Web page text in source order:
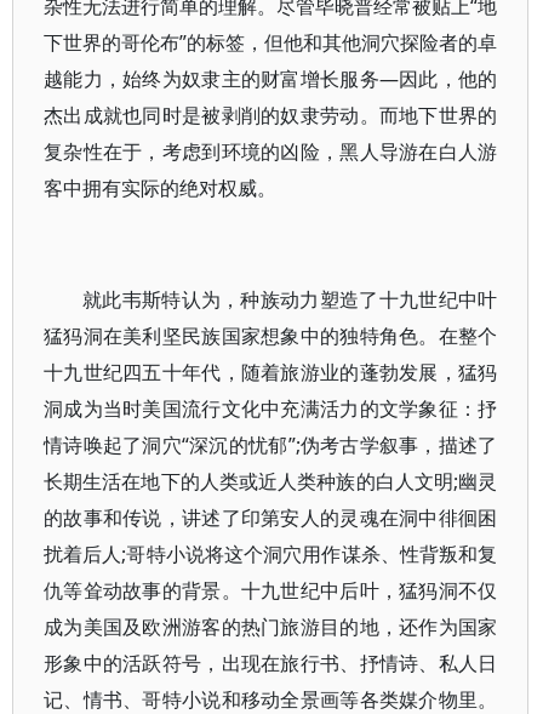
杂性无法进行简单的理解。尽管毕晓普经常被贴上“地
下世界的哥伦布”的标签，但他和其他洞穴探险者的卓
越能力，始终为奴隶主的财富增长服务—因此，他的
杰出成就也同时是被剥削的奴隶劳动。而地下世界的
复杂性在于，考虑到环境的凶险，黑人导游在白人游
客中拥有实际的绝对权威。
就此韦斯特认为，种族动力塑造了十九世纪中叶
猛犸洞在美利坚民族国家想象中的独特角色。在整个
十九世纪四五十年代，随着旅游业的蓬勃发展，猛犸
洞成为当时美国流行文化中充满活力的文学象征：抒
情诗唤起了洞穴“深沉的忧郁”;伪考古学叙事，描述了
长期生活在地下的人类或近人类种族的白人文明;幽灵
的故事和传说，讲述了印第安人的灵魂在洞中徘徊困
扰着后人;哥特小说将这个洞穴用作谋杀、性背叛和复
仇等耸动故事的背景。十九世纪中后叶，猛犸洞不仅
成为美国及欧洲游客的热门旅游目的地，还作为国家
形象中的活跃符号，出现在旅行书、抒情诗、私人日
记、情书、哥特小说和移动全景画等各类媒介物里。